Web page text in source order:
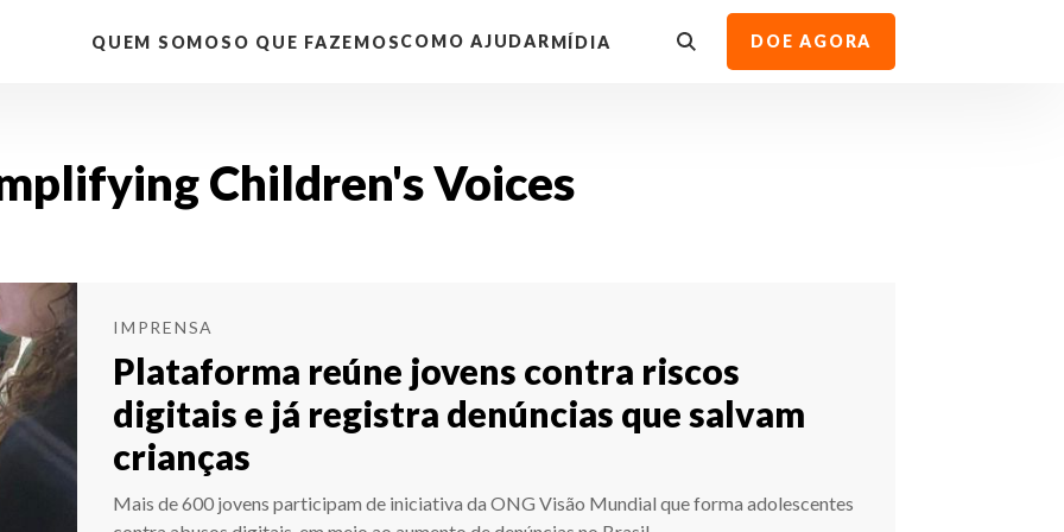
QUEM SOMOS O QUE FAZEMOSCOMO AJUDARMÍDIA DOE AGORA
Children's Voices
IMPRENSA
Plataforma reúne jovens contra riscos
digitais e já registra denúncias que salvam
crianças
Mais de 600 jovens participam de iniciativa da ONG Visão Mundial que forma adolescentes